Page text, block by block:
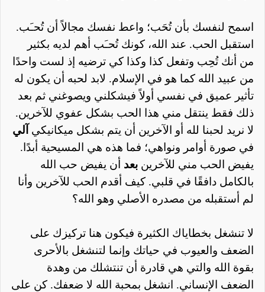
اسمح لنفسك بأن تُحَب؛ واعط نفسك مجالاً أن تُحـَب.
استقبل الحب. عند الله، كونك تُحـَب أهم لديه بكثير
من أنك تُحِب وتفعل كذا وكذا كي ترضيه إذ لست واحدًا
من عبيد الله كما هو في الإسلام. لابد لحبه أن يكون له
تأثير عميق في نفسي أولاً فيشكلني ويصوغني ثم بعد
ذلك فقط ينتقل مني هذا الحب بشكل عفوي للآخرين.
لا نريد لحبنا لله أو الآخرين أن يتم بشكل ميكانيكي آلي
في صورة أوامر ونواهي؛ فما هذه هي المسيحية أبدًا.
يفيض الحب مني للآخرين بعد أن يفيض حب الله
بالكامل دافقًا في قلبي. كيف أقدم الحب للآخرين وأنا
لم أستقبله من مصدره الأصلي وهو الله؟
لا تنشغل بخطاياك الكثيرة فيكون هنا تركيزك على
الضعف والعيوب في حياتك وإنما لتنشغل بالأحرى
بقوة الله والتي هي قادرة أن تنتشلك من وهدة
الضعف الإنساني. انشغل بمحبة الله لا ضعفك. كن على